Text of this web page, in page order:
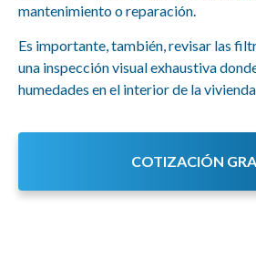
mantenimiento o reparación.
Es importante, también, revisar las
una inspección visual exhaustiva
humedades en el interior de la
COTIZACIÓN